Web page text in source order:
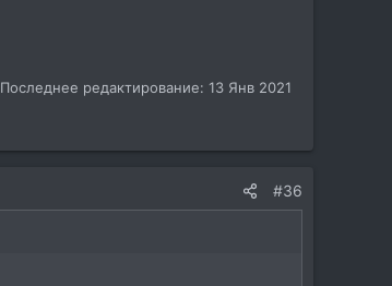
Последнее редактирование: 13 Янв 2021
#36